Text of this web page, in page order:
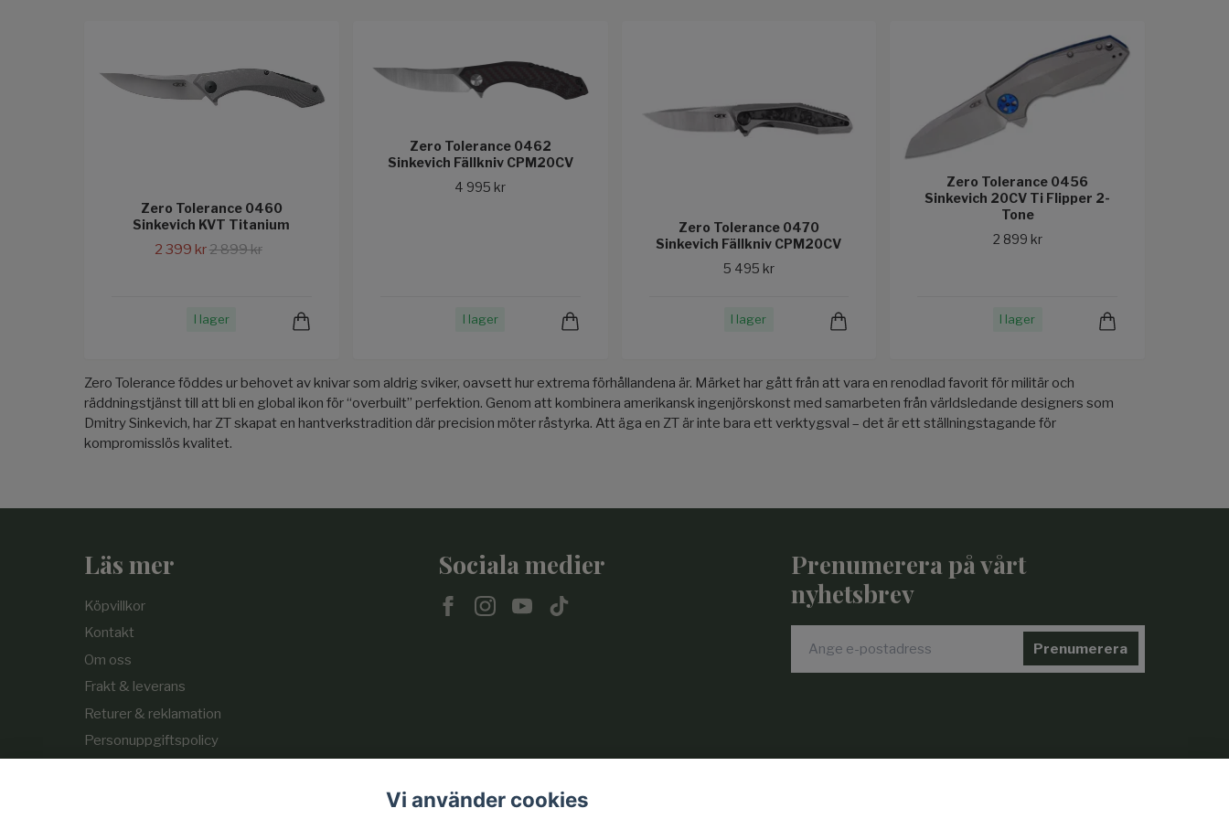
Zero Tolerance 0460
Sinkevich KVT Titanium
2 399 kr2 899 kr
I lager
Zero Tolerance 0462
Sinkevich Fällkniv CPM20CV
4 995 kr
I lager
Zero Tolerance 0470
Sinkevich Fällkniv CPM20CV
5 495 kr
I lager
Zero Tolerance 0456
Sinkevich 20CV Ti Flipper 2-
Tone
2 899 kr
I lager
Zero Tolerance föddes ur behovet av knivar som aldrig sviker, oavsett hur extrema förhållandena är. Märket har gått från att vara en renodlad favorit för militär och
räddningstjänst till att bli en global ikon för “overbuilt” perfektion. Genom att kombinera amerikansk ingenjörskonst med samarbeten från världsledande designers som
Dmitry Sinkevich, har ZT skapat en hantverkstradition där precision möter råstyrka. Att äga en ZT är inte bara ett verktygsval – det är ett ställningstagande för
kompromisslös kvalitet.
Läs mer
Köpvillkor
Kontakt
Om oss
Frakt & leverans
Returer & reklamation
Personuppgiftspolicy
Sociala medier
Prenumerera på vårt
nyhetsbrev
Prenumerera
Vi använder cookies